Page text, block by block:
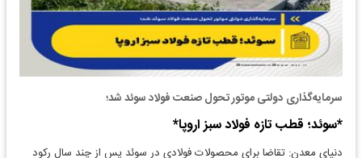
سرمایه‌گذاری دولتی موتور تحول صنعت فولاد سوئد شد؛
*سوئد؛ قطب تازه فولاد سبز اروپا*
دنیای معدن: تقاضا برای محصولات فولادی در سوئد پس از چند سال رکود